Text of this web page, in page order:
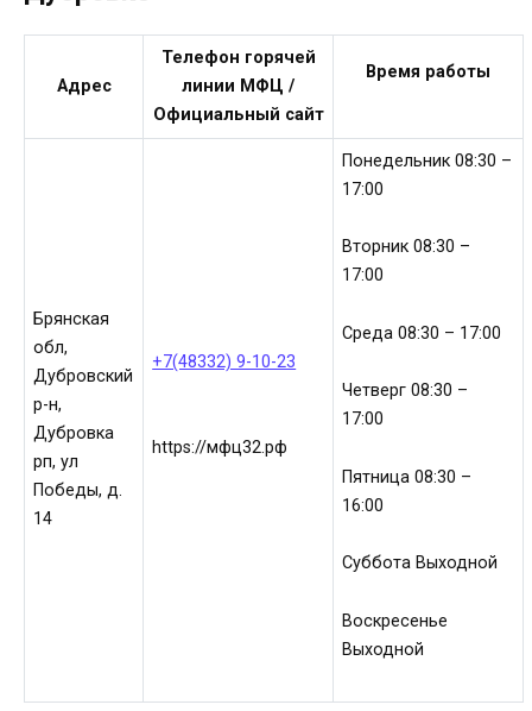
Адрес
Телефон горячей
линии МФЦ /
Официальный сайт
Время работы
Брянская
обл,
Дубровский
р-н,
Дубровка
рп, ул
Победы, д.
14
+7(48332) 9-10-23
https://мфц32.рф
Понедельник 08:30 –
17:00
Вторник 08:30 –
17:00
Среда 08:30 – 17:00
Четверг 08:30 –
17:00
Пятница 08:30 –
16:00
Суббота Выходной
Воскресенье
Выходной